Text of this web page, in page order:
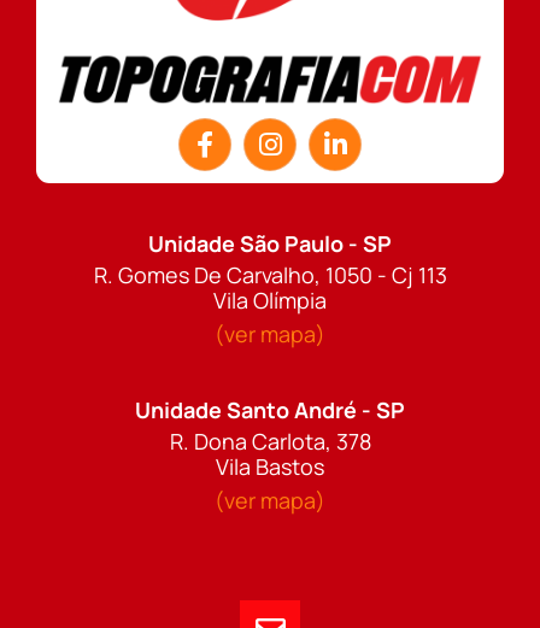
Unidade São Paulo - SP
R. Gomes De Carvalho, 1050 - Cj 113
Vila Olímpia
(ver mapa)
Unidade Santo André - SP
R. Dona Carlota, 378
Vila Bastos
(ver mapa)